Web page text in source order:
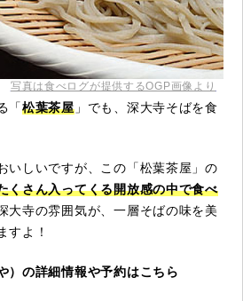
写真は食べログが提供するOGP画像より
「松葉茶屋」でも、深大寺そばを食
いしいですが、この「松葉茶屋」の
くさん入ってくる開放感の中で食べ
大寺の雰囲気が、一層そばの味を美
すよ！
）の詳細情報や予約はこちら